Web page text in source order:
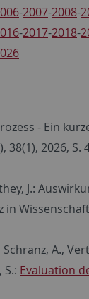
-2007-2008-
-2017-2018-
- Ein
2026, S.
J.:
Schranz, A.,
S.: Evaluation